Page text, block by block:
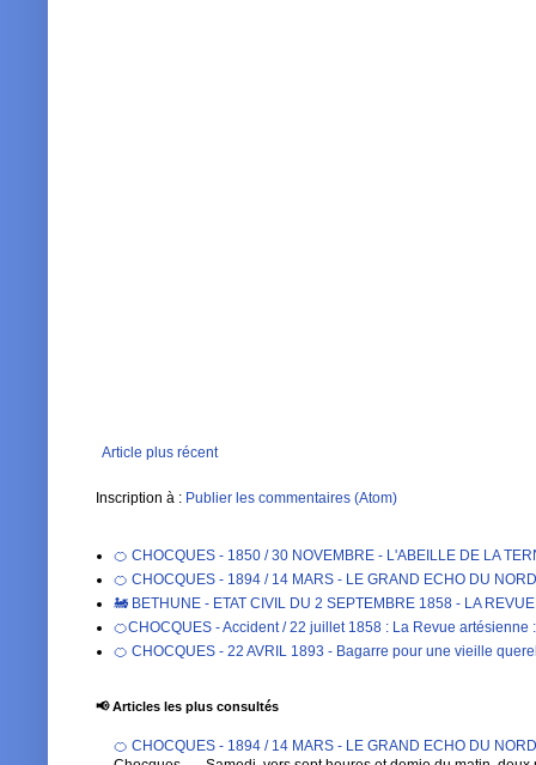
Article plus récent
Inscription à : Publier les commentaires (Atom)
🍊 CHOCQUES - 1850 / 30 NOVEMBRE - L'ABEILLE DE LA
🍊 CHOCQUES - 1894 / 14 MARS - LE GRAND ECHO DU
🚂 BETHUNE - ETAT CIVIL DU 2 SEPTEMBRE 1858 - LA
🍊CHOCQUES - Accident / 22 juillet 1858 : La Revue
🍊 CHOCQUES - 22 AVRIL 1893 - Bagarre pour une vieille
📢 Articles les plus consultés
🍊 CHOCQUES - 1894 / 14 MARS - LE GRAND ECHO DU